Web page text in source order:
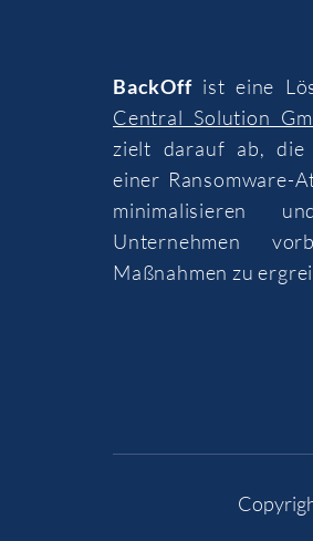
BackOffist eine
Central Solution
zielt darauf ab, die
einer Ransomware-
minimalisieren
Unternehmen
Maßnahmen zu